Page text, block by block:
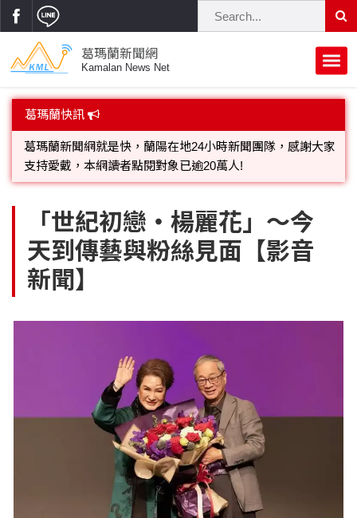
葛瑪蘭新聞網
Kamalan News Net
首頁
蘭陽大代誌
府會議題
街坊大小事
交通警消
立法院
黨政新聞
府院動態
選舉新聞
總統大選
立委選舉
縣市長選舉
鄉鎮長村里長選舉
溫馨關懷
親子活動
公益行善
藝文走廊
民俗薪傳
水色流光映城東～名家齊聚展藝風
時尚你我他
【博愛醫療公益服務隊】專欄
葛瑪蘭快訊
歡迎廣告託播，刊頭或新聞欄位:圖片或影音檔可連結指定官
網;詳洽各記者或聯繫：0910-259565洽詢。
支持愛戴，本網讀者點閱對象已逾20萬人!
「世紀初戀‧楊麗花」～今
天到傳藝與粉絲見面【影音
新聞】